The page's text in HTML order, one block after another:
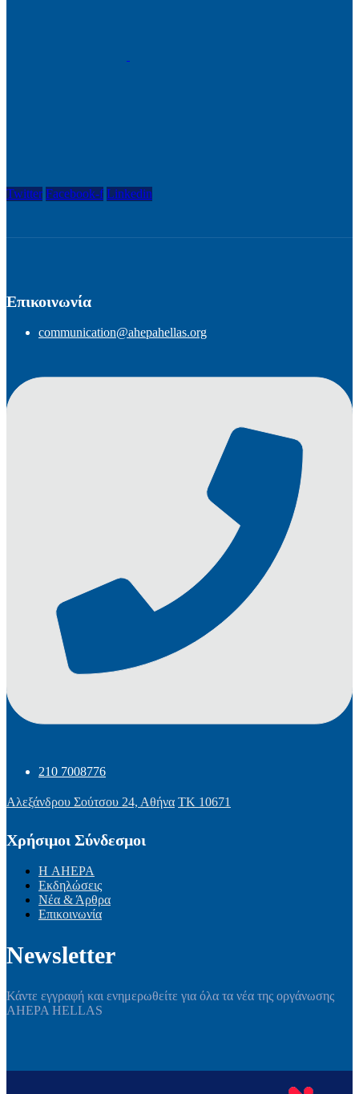
Twitter Facebook-f Linkedin
Επικοινωνία
communication@ahepahellas.org
210 7008776
Αλεξάνδρου Σούτσου 24, Αθήνα ΤΚ 10671
Χρήσιμοι Σύνδεσμοι
Η AHEPA
Εκδηλώσεις
Νέα & Άρθρα
Επικοινωνία
Newsletter
Κάντε εγγραφή και ενημερωθείτε για όλα τα νέα της οργάνωσης
AHEPA HELLAS